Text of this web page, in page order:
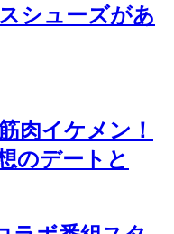
シューズがあ
肉イケメン！
のデートと